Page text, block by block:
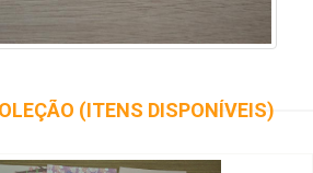
(ITENS DISPONÍVEIS)